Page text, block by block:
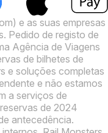
e as suas empresas
Pedido de registo de
Agência de Viagens
de bilhetes de
e soluções completas
e não estamos
a serviços de
de 2024
antecedência.